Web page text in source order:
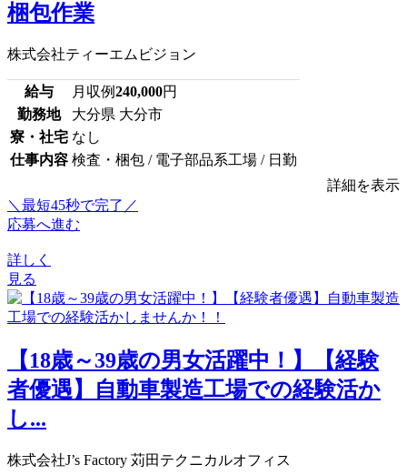
梱包作業
株式会社ティーエムビジョン
給与 月収例240,000円
勤務地
大分県 大分市
寮・社宅 なし
仕事内容 検査・梱包 / 電子部品系工場 / 日勤
詳細を表示
＼最短45秒で完了／
応募へ進む
詳しく
見る
【18歳～39歳の男女活躍中！】【経験
者優遇】自動車製造工場での経験活か
し...
株式会社J’s Factory 苅田テクニカルオフィス